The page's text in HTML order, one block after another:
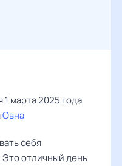
1 марта 2025 года
Овна
себя
отличный день